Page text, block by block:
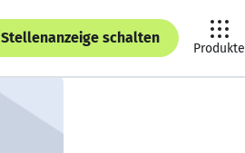
Stellenanzeige schalten
Produkte